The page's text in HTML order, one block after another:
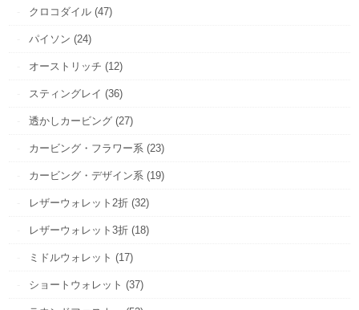
クロコダイル (47)
パイソン (24)
オーストリッチ (12)
スティングレイ (36)
透かしカービング (27)
カービング・フラワー系 (23)
カービング・デザイン系 (19)
レザーウォレット2折 (32)
レザーウォレット3折 (18)
ミドルウォレット (17)
ショートウォレット (37)